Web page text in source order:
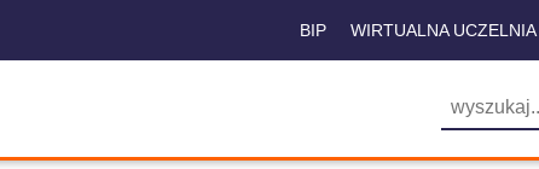
BIP WIRTUALNA UCZELNIA